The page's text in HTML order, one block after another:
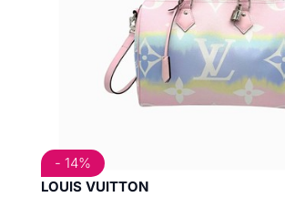
LOUIS VUITTON
- 14%